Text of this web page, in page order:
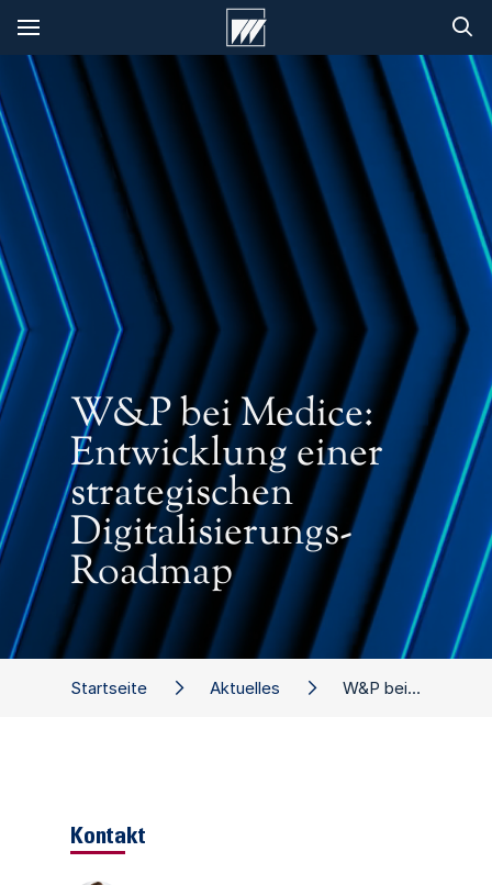
Startseite Aktuelles W&P bei Medice: Entwicklung einer strategischen Digitalisierungs-Roadmap
Kontakt
W&P bei Medice:
Entwicklung einer
strategischen
Digitalisierungs-
Roadmap